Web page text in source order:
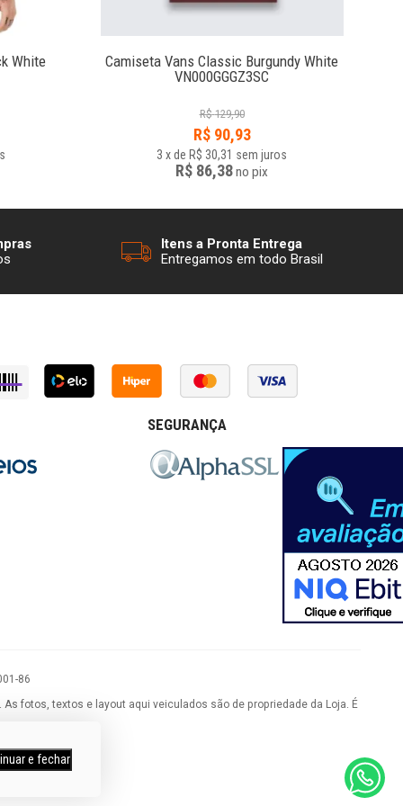
White
Camiseta Vans Classic Burgundy White
VN000GGGZ3SC
R$ 129,90
R$ 90,93
3 xde R$ 30,31 sem juros
R$ 86,38no pix
Itens a Pronta Entrega
Entregamos em todo Brasil
SEGURANÇA
86
fotos, textos e layout aqui veiculados são de propriedade da Loja. É
e fechar